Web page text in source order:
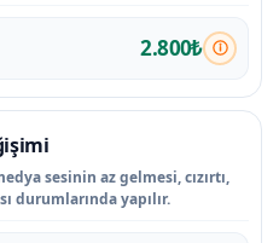
2.800₺
sesinin az gelmesi, cızırtı,
durumlarında yapılır.